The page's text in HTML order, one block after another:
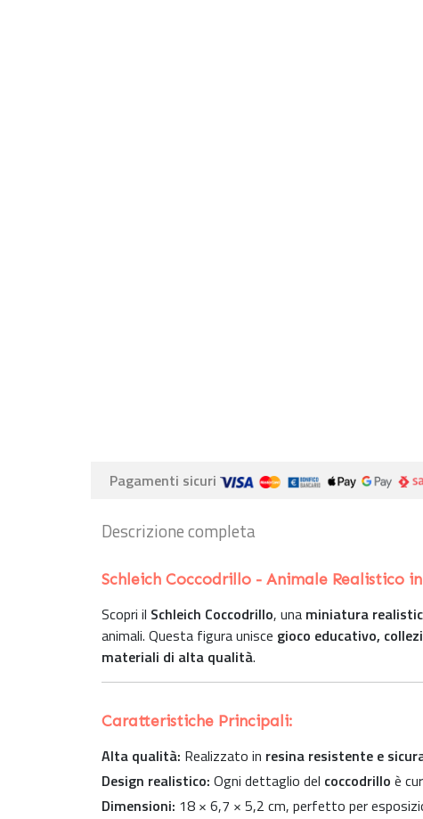
Pagamenti sicuri
Descrizione completa
Schleich Coccodrillo - Animale Realistico in
Scopri il Schleich Coccodrillo, una miniatura
animali. Questa figura unisce gioco educativo,
materiali di alta qualità.
Caratteristiche Principali:
Alta qualità: Realizzato in resina resistente e
Design realistico: Ogni dettaglio del coccodrillo è
Dimensioni: 18 × 6,7 × 5,2 cm, perfetto per